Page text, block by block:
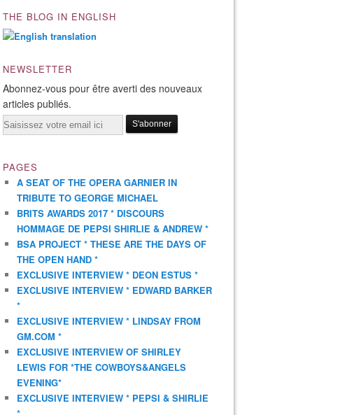
THE BLOG IN ENGLISH
NEWSLETTER
Abonnez-vous pour être averti des nouveaux
articles publiés.
Email
PAGES
A SEAT OF THE OPERA GARNIER IN
TRIBUTE TO GEORGE MICHAEL
BRITS AWARDS 2017 * DISCOURS
HOMMAGE DE PEPSI SHIRLIE & ANDREW *
BSA PROJECT * THESE ARE THE DAYS OF
THE OPEN HAND *
EXCLUSIVE INTERVIEW * DEON ESTUS *
EXCLUSIVE INTERVIEW * EDWARD BARKER
*
EXCLUSIVE INTERVIEW * LINDSAY FROM
GM.COM *
EXCLUSIVE INTERVIEW OF SHIRLEY
LEWIS FOR *THE COWBOYS&ANGELS
EVENING*
EXCLUSIVE INTERVIEW * PEPSI & SHIRLIE